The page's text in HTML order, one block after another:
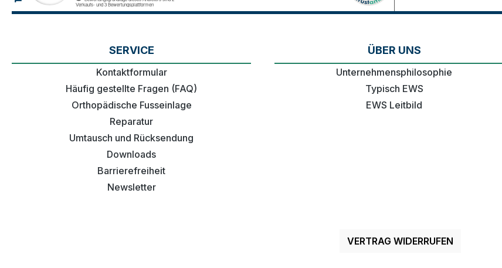
SERVICE
Kontaktformular
Häufig gestellte Fragen (FAQ)
Orthopädische Fusseinlage
Reparatur
Umtausch und Rücksendung
Downloads
Barrierefreiheit
Newsletter
ÜBER UNS
Unternehmensphilosophie
Typisch EWS
EWS Leitbild
VERTRAG WIDERRUFEN